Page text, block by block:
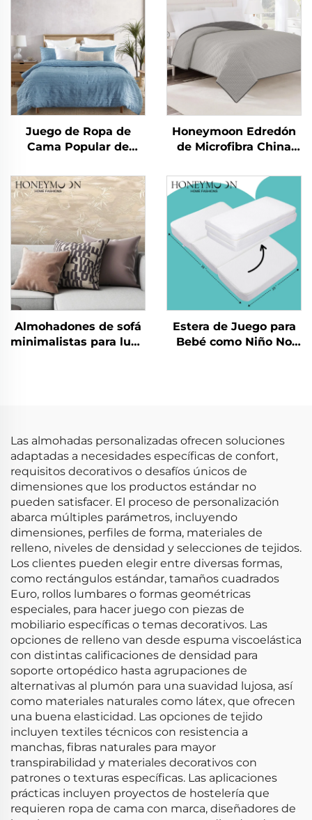
Juego de Ropa de
Cama Popular de
Directo de China,
Sólido, Juego de
Cubrecamas con
Textura Arrugada
Honeymoon Edredón
de Microfibra China
Sábanas Colcha y
Cubrecamas
Almohadones de sofá
minimalistas para luna
Estera de Juego para
Bebé como Niño No
Las almohadas personalizadas ofrecen soluciones
adaptadas a necesidades específicas de confort,
requisitos decorativos o desafíos únicos de
dimensiones que los productos estándar no
pueden satisfacer. El proceso de personalización
abarca múltiples parámetros, incluyendo
dimensiones, perfiles de forma, materiales de
relleno, niveles de densidad y selecciones de tejidos.
Los clientes pueden elegir entre diversas formas,
como rectángulos estándar, tamaños cuadrados
Euro, rollos lumbares o formas geométricas
especiales, para hacer juego con piezas de
mobiliario específicas o temas decorativos. Las
opciones de relleno van desde espuma viscoelástica
con distintas calificaciones de densidad para
soporte ortopédico hasta agrupaciones de
alternativas al plumón para una suavidad lujosa, así
como materiales naturales como látex, que ofrecen
una buena elasticidad. Las opciones de tejido
incluyen textiles técnicos con resistencia a
manchas, fibras naturales para mayor
transpirabilidad y materiales decorativos con
patrones o texturas específicas. Las aplicaciones
prácticas incluyen proyectos de hostelería que
requieren ropa de cama con marca, diseñadores de